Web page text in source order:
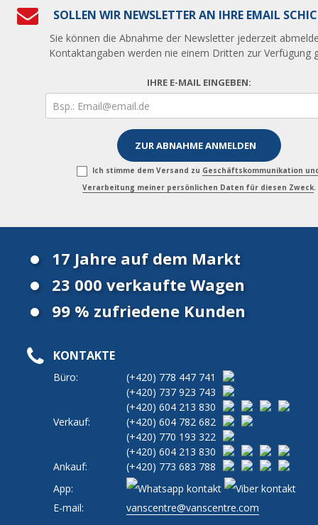
SOLLEN WIR NEWSLETTER AN IHRE EMAIL
Sie können die Abnahme der Newsletter jederzeit
Kontaktangaben werden nie einem Dritten zur Verfügung
IHRE E-MAIL EINGEBEN:
Ich stimme dem Versand zu Geschäftskommunikation
Verarbeitung meiner persönlichen Daten für diesen Zweck.
17 Jahre auf dem Markt
23 000 verkaufte Wagen
99 % zufriedene Kunden
KONTAKTE
Büro: (+420) 778 447 741
(+420) 737 923 743
(+420) 604 213 830
Verkauf:
(+420) 604 782 682
(+420) 770 193 322
(+420) 604 213 830
Ankauf:
(+420) 773 683 788
App:
E-mail:
vanscentre@vanscentre.com